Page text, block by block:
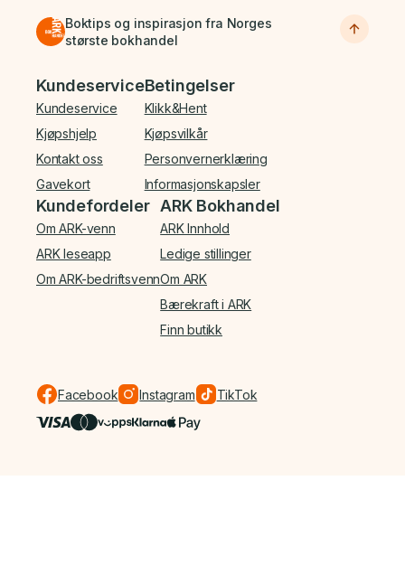
Boktips og inspirasjon fra Norges
største bokhandel
Bunnmeny
Kundeservice
Kundeservice
Kjøpshjelp
Kontakt oss
Gavekort
Betingelser
Klikk&Hent
Kjøpsvilkår
Personvernerklæring
Informasjonskapsler
Kundefordeler
Om ARK-venn
ARK leseapp
Om ARK-bedriftsvenn
ARK Bokhandel
ARK Innhold
Ledige stillinger
Om ARK
Bærekraft i ARK
Finn butikk
Facebook Instagram TikTok